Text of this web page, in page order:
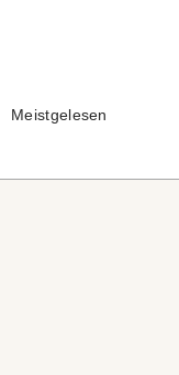
Meistgelesen